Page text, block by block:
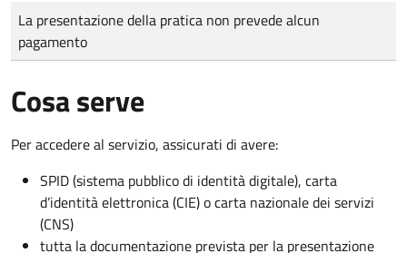
Tipo di pagamento
Importo
La presentazione della pratica non prevede alcun
pagamento
Cosa serve
Per accedere al servizio, assicurati di avere:
SPID (sistema pubblico di identità digitale), carta
d’identità elettronica (CIE) o carta nazionale dei servizi
(CNS)
tutta la documentazione prevista per la presentazione